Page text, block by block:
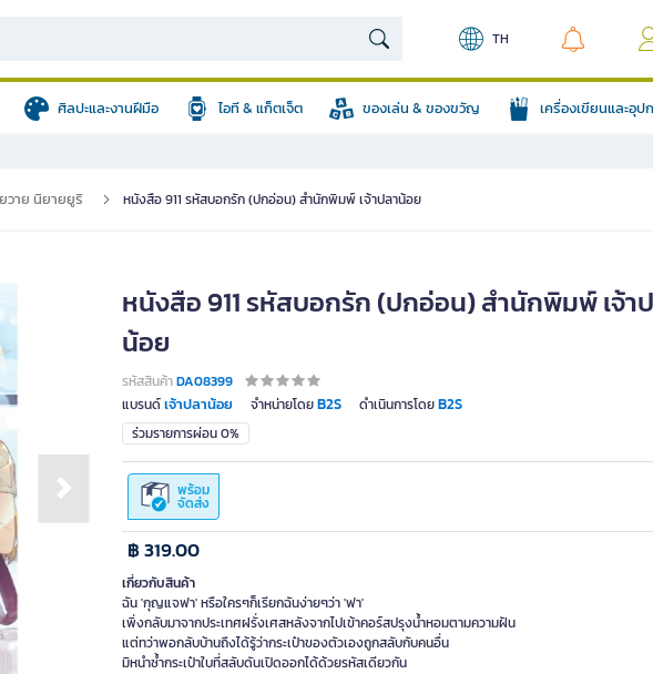
TH
ศิลปะและงานฝีมือ ไอที & แก็ตเจ็ต ของเล่น & ของขวัญ เครื่องเขียนและอุ
วาย นิยายยูริ หนังสือ 911 รหัสบอกรัก (ปกอ่อน) สำนักพิมพ์ เจ้าปลาน้อย
Next slide
หนังสือ 911 รหัสบอกรัก (ปกอ่อน) สำนักพิมพ์ เจ้า
น้อย
รหัสสินค้าDA08399
แบรนด์เจ้าปลาน้อย จำหน่ายโดยB2S ดำเนินการโดยB2S
ร่วมรายการผ่อน 0%
พร้อม
จัดส่ง
฿ 319.00
เกี่ยวกับสินค้า
ฉัน 'กุญแจฟา' หรือใครๆก็เรียกฉันง่ายๆว่า 'ฟา'
เพิ่งกลับมาจากประเทศฝรั่งเศสหลังจากไปเข้าคอร์สปรุงน้ำหอมตามความฝัน
แต่ทว่าพอกลับบ้านถึงได้รู้ว่ากระเป๋าของตัวเองถูกสลับกับคนอื่น
มิหนำซ้ำกระเป๋าใบที่สลับดันเปิดออกได้ด้วยรหัสเดียวกัน